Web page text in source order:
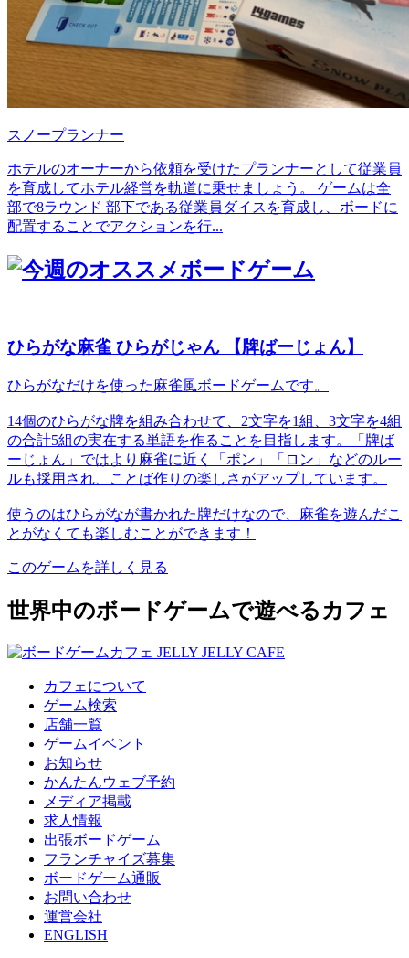
スノープランナー
ホテルのオーナーから依頼を受けたプランナーとして従業員
を育成してホテル経営を軌道に乗せましょう。 ゲームは全
部で8ラウンド 部下である従業員ダイスを育成し、ボードに
配置することでアクションを行...
ひらがな麻雀 ひらがじゃん 【牌ばーじょん】
ひらがなだけを使った麻雀風ボードゲームです。
14個のひらがな牌を組み合わせて、2文字を1組、3文字を4組
の合計5組の実在する単語を作ることを目指します。「牌ば
ーじょん」ではより麻雀に近く「ポン」「ロン」などのルー
ルも採用され、ことば作りの楽しさがアップしています。
使うのはひらがなが書かれた牌だけなので、麻雀を遊んだこ
とがなくても楽しむことができます！
このゲームを詳しく見る
世界中のボードゲームで遊べるカフェ
カフェについて
ゲーム検索
店舗一覧
ゲームイベント
お知らせ
かんたんウェブ予約
メディア掲載
求人情報
出張ボードゲーム
フランチャイズ募集
ボードゲーム通販
お問い合わせ
運営会社
ENGLISH